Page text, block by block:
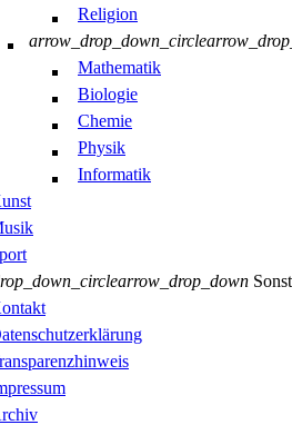
Religion
arrow_drop_down_circle
Mathematik
Biologie
Chemie
Physik
Informatik
arrow_drop_down